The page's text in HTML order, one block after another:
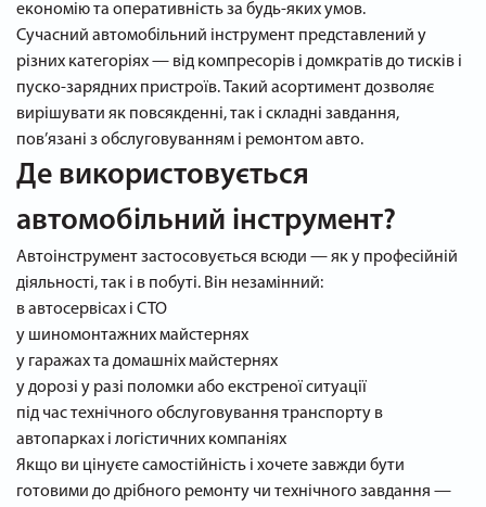
економію та оперативність за будь-яких умов.
Сучасний автомобільний інструмент представлений у
різних категоріях — від компресорів і домкратів до тисків і
пуско-зарядних пристроїв. Такий асортимент дозволяє
вирішувати як повсякденні, так і складні завдання,
пов’язані з обслуговуванням і ремонтом авто.
Де використовується
автомобільний інструмент?
Автоінструмент застосовується всюди — як у професійній
діяльності, так і в побуті. Він незамінний:
в автосервісах і СТО
у шиномонтажних майстернях
у гаражах та домашніх майстернях
у дорозі у разі поломки або екстреної ситуації
під час технічного обслуговування транспорту в
автопарках і логістичних компаніях
Якщо ви цінуєте самостійність і хочете завжди бути
готовими до дрібного ремонту чи технічного завдання —